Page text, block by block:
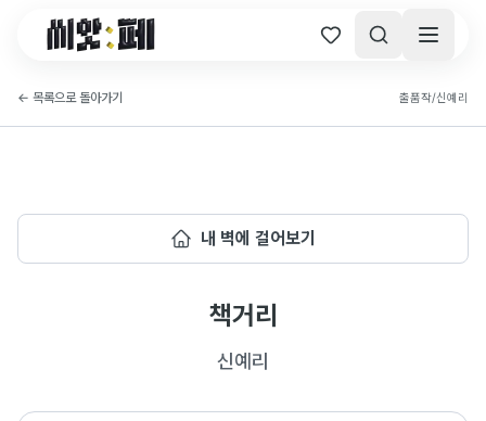
씨앗페 온라인 홈
← 목록으로 돌아가기 출품작/신예리
내 벽에 걸어보기
책거리
신예리